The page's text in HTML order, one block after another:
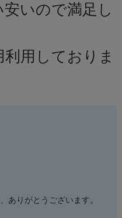
安いので満足し
用しておりま
ありがとうございます。